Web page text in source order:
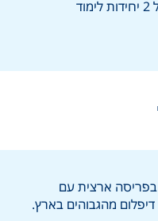
ארצית עם
דיפלום מהגבוהים בארץ.